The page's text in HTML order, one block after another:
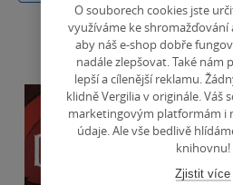
O souborech cookies jste
využíváme ke shromažďování
aby náš e-shop dobře
nadále zlepšovat. Také nám
lepší a cílenější reklamu.
klidně Vergilia v originále. Váš
marketingovým platformám i
údaje. Ale vše bedlivě
knihovnu!
Zjistit více